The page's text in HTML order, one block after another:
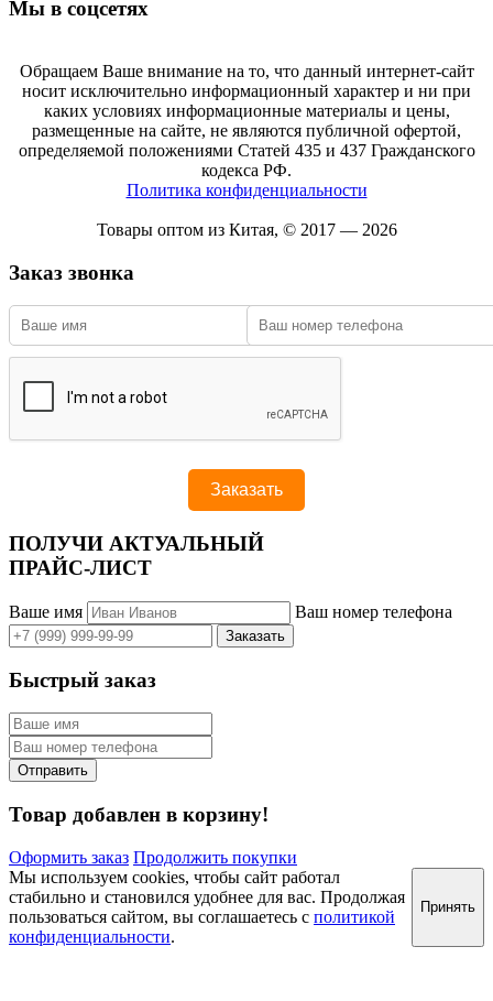
Мы в соцсетях
Обращаем Ваше внимание на то, что данный интернет-сайт
носит исключительно информационный характер и ни при
каких условиях информационные материалы и цены,
размещенные на сайте, не являются публичной офертой,
определяемой положениями Статей 435 и 437 Гражданского
кодекса РФ.
Политика конфиденциальности
Товары оптом из Китая, © 2017 — 2026
Заказ звонка
ПОЛУЧИ АКТУАЛЬНЫЙ
ПРАЙС-ЛИСТ
Ваше имя Ваш номер телефона
Быстрый заказ
Товар добавлен в корзину!
Оформить заказ Продолжить покупки
Мы используем cookies, чтобы сайт работал
стабильно и становился удобнее для вас. Продолжая
пользоваться сайтом, вы соглашаетесь с политикой
конфиденциальности.
Принять